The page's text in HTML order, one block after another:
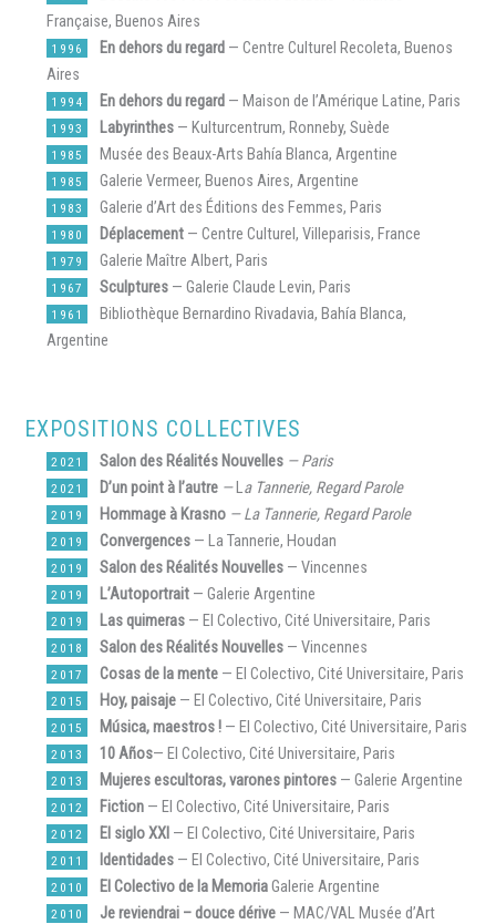
Française, Buenos Aires
1996 En dehors du regard — Centre Culturel Recoleta, Buenos
Aires
1994 En dehors du regard — Maison de l’Amérique Latine, Paris
1993 Labyrinthes — Kulturcentrum, Ronneby, Suède
1985 Musée des Beaux-Arts Bahía Blanca, Argentine
1985 Galerie Vermeer, Buenos Aires, Argentine
1983 Galerie d’Art des Éditions des Femmes, Paris
1980 Déplacement — Centre Culturel, Villeparisis, France
1979 Galerie Maître Albert, Paris
1967 Sculptures — Galerie Claude Levin, Paris
1961
Bibliothèque Bernardino Rivadavia, Bahía Blanca,
Argentine
EXPOSITIONS COLLECTIVES
2021 Salon des Réalités Nouvelles — Paris
2021 D’un point à l’autre —La Tannerie, Regard Parole
2019 Hommage à Krasno — La Tannerie, Regard Parole
2019 Convergences — La Tannerie, Houdan
2019 Salon des Réalités Nouvelles — Vincennes
2019 L’Autoportrait — Galerie Argentine
2019 Las quimeras — El Colectivo, Cité Universitaire, Paris
2018 Salon des Réalités Nouvelles — Vincennes
2017 Cosas de la mente — El Colectivo, Cité Universitaire, Paris
2015 Hoy, paisaje — El Colectivo, Cité Universitaire, Paris
2015 Música, maestros ! — El Colectivo, Cité Universitaire, Paris
2013 10 Años— El Colectivo, Cité Universitaire, Paris
2013 Mujeres escultoras, varones pintores — Galerie Argentine
2012 Fiction — El Colectivo, Cité Universitaire, Paris
2012 El siglo XXI — El Colectivo, Cité Universitaire, Paris
2011 Identidades — El Colectivo, Cité Universitaire, Paris
2010 El Colectivo de la MemoriaGalerie Argentine
2010 Je reviendrai – douce dérive — MAC/VAL Musée d’Art